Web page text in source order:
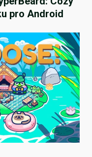
pro Android